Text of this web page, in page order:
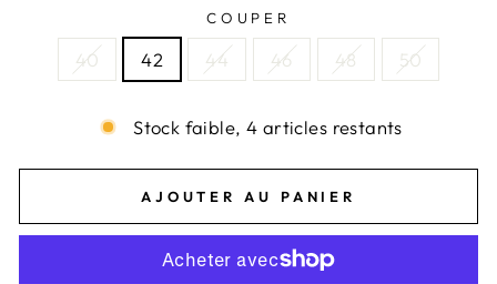
COUPER
40 42 44 46 48 50
Stock faible, 4 articles restants
AJOUTER AU PANIER